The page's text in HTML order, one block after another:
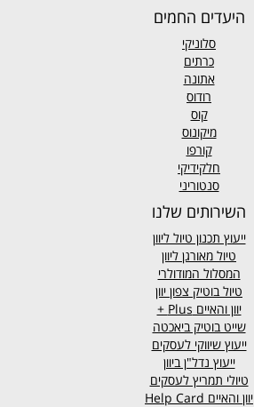
היעדים החמים
סלוניקי
כרתים
אתונה
רודוס
קוס
מיקונוס
קורפו
חלקידיקי
סנטוריני
השירותים שלנו
ייעוץ תכנון טיול ליוון
טיול מאורגן ליוון
המסלול המודולרי
טיול בוטיק צפון יוון
יוון והאיים Plus +
שייט בוטיק ביאכטה
ייעוץ שיווקי לעסקים
ייעוץ נדל"ן ביוון
טיולי תמריץ לעסקים
יוון והאיים Help Card